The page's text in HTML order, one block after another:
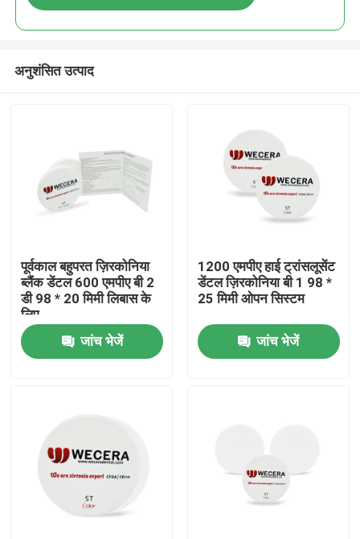
विडियो
वी.आर. शो
अनुशंसित उत्पाद
पूर्वकाल बहुपरत ज़िरकोनिया
ब्लैंक डेंटल 600 एमपीए बी 2
डी 98 * 20 मिमी लिबास के
लिए
जांच भेजें
1200 एमपीए हाई ट्रांसलूसेंट
डेंटल ज़िरकोनिया बी 1 98 *
25 मिमी ओपन सिस्टम
जांच भेजें